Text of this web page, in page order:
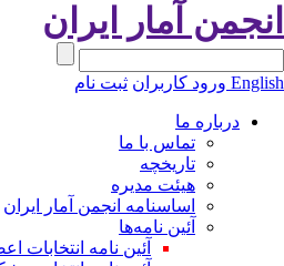
آمار ایران
ورود کاربران ثبت نام
درباره ما
تماس با ما
تاریخچه
هیئت مدیره
اساسنامه انجمن آمار ایران
آئین نامه‌ها
آئین نامه انتخابات